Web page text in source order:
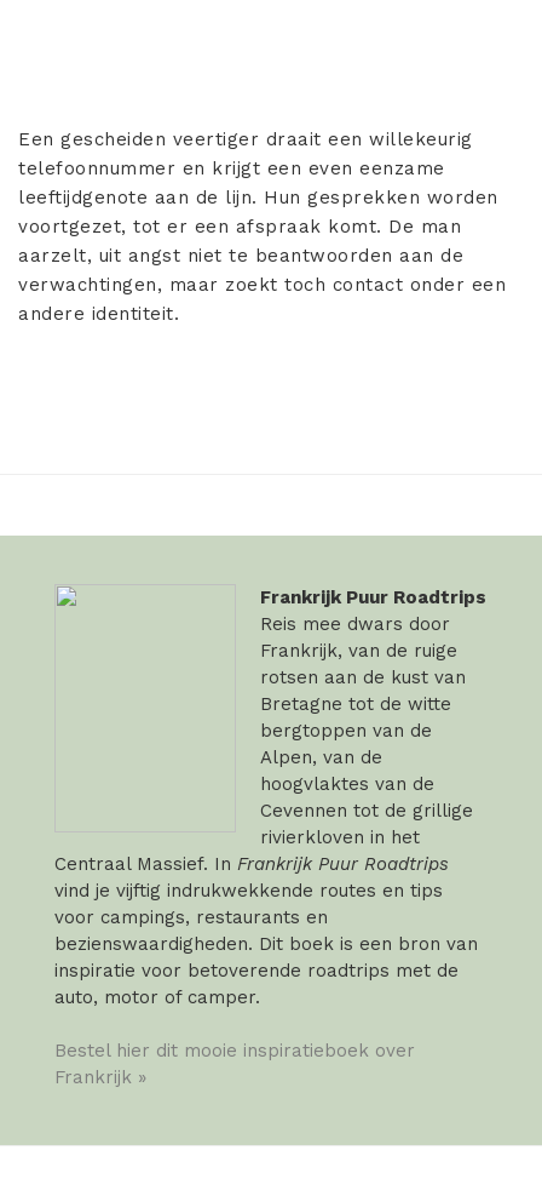
Een gescheiden veertiger draait een willekeurig
telefoonnummer en krijgt een even eenzame
leeftijdgenote aan de lijn. Hun gesprekken worden
voortgezet, tot er een afspraak komt. De man
aarzelt, uit angst niet te beantwoorden aan de
verwachtingen, maar zoekt toch contact onder een
andere identiteit.
Frankrijk Puur Roadtrips
Reis mee dwars door
Frankrijk, van de ruige
rotsen aan de kust van
Bretagne tot de witte
bergtoppen van de
Alpen, van de
hoogvlaktes van de
Cevennen tot de grillige
rivierkloven in het
Centraal Massief. In Frankrijk Puur Roadtrips
vind je vijftig indrukwekkende routes en tips
voor campings, restaurants en
bezienswaardigheden. Dit boek is een bron van
inspiratie voor betoverende roadtrips met de
auto, motor of camper.
Bestel hier dit mooie inspiratieboek over
Frankrijk »